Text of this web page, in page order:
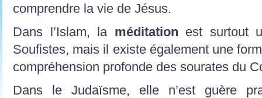
comprendre la vie de Jésus.
Dans l’Islam, la méditation est surtout
Soufistes, mais il existe également une
compréhension profonde des sourates du
Dans le Judaïsme, elle n’est guère